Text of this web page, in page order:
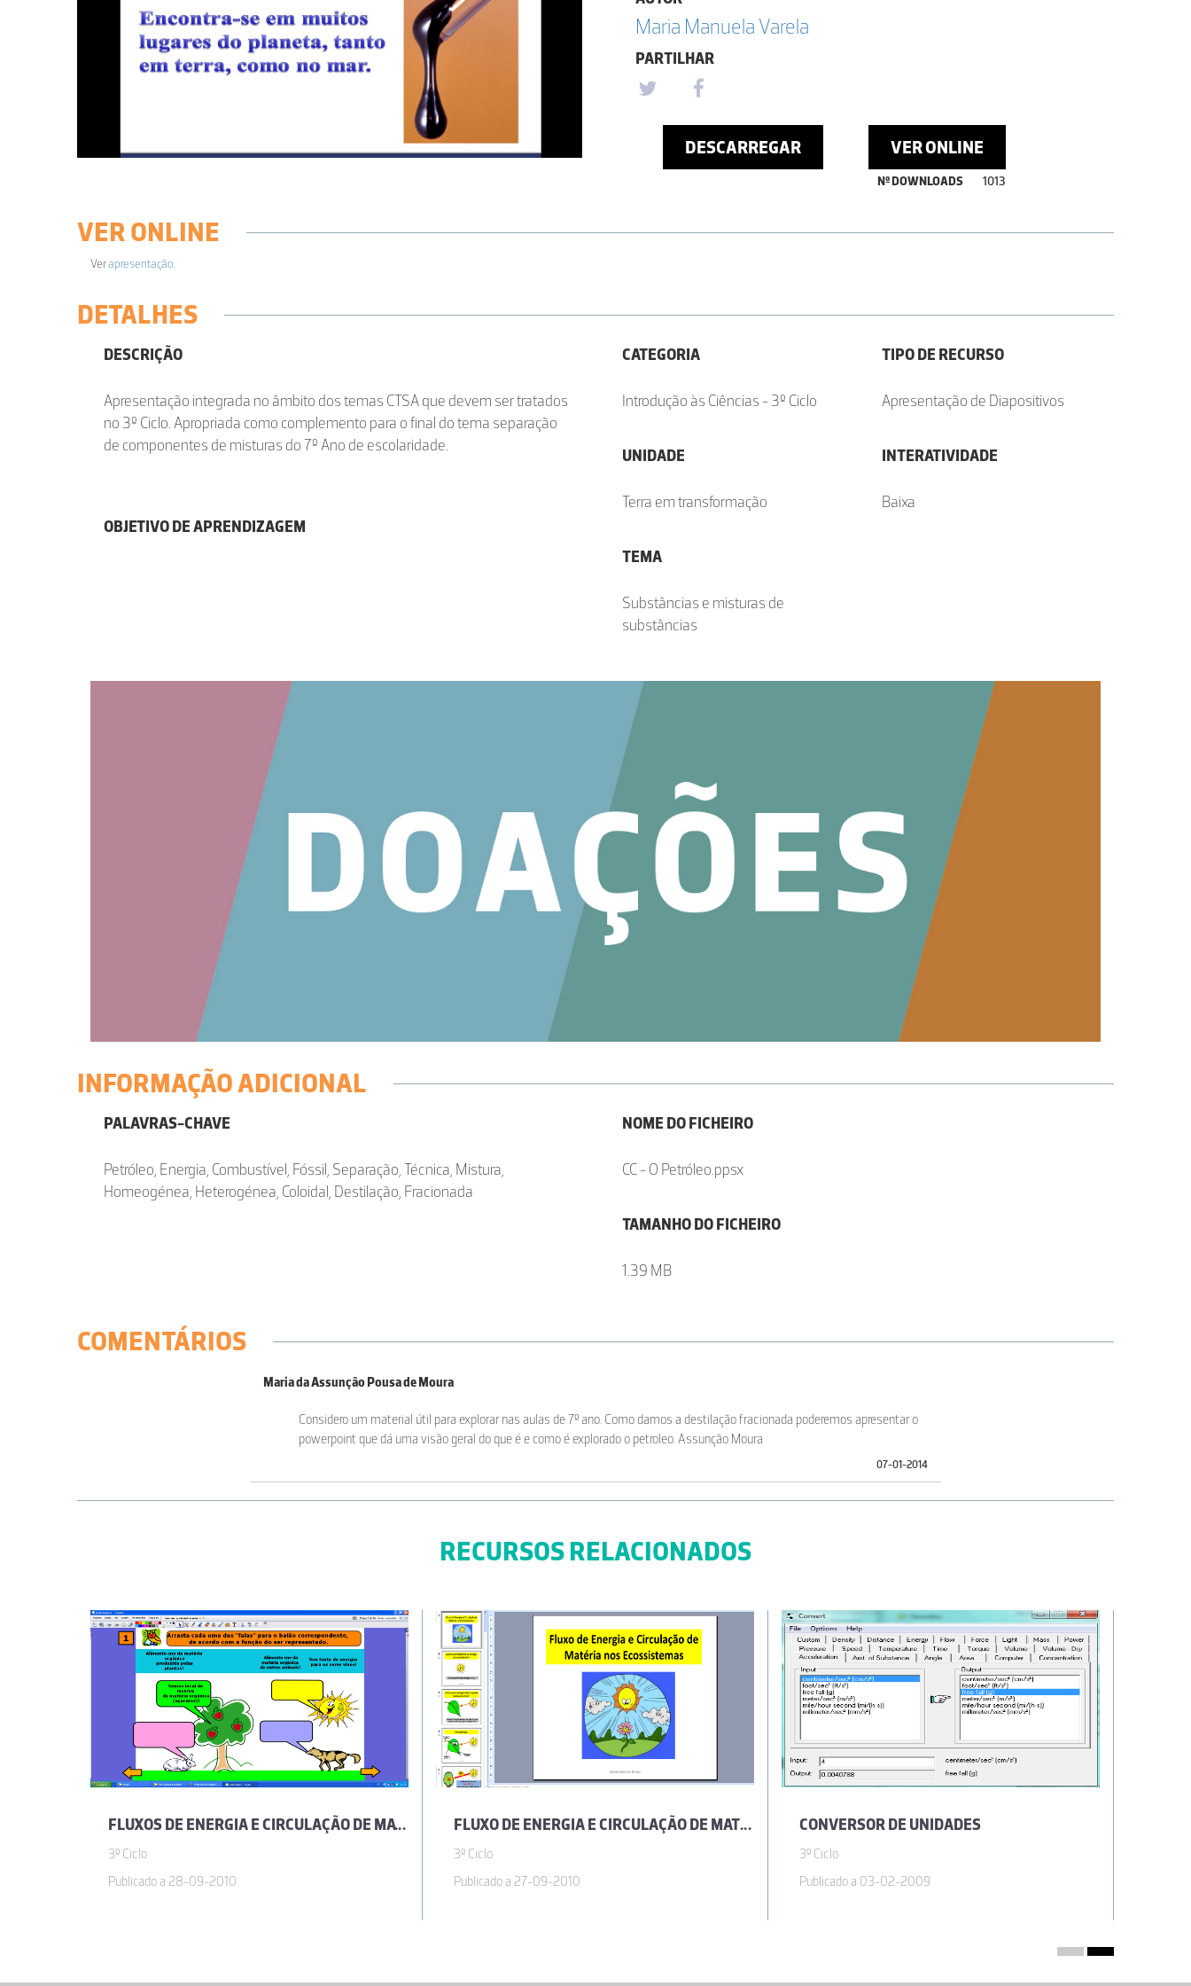
Maria Manuela Varela
PARTILHAR
DESCARREGAR VER ONLINE
Nº DOWNLOADS 1013
VER ONLINE
Verapresentação.
DETALHES
DESCRIÇÃO
Apresentação integrada no âmbito dos temas CTSA que devem ser tratados
no 3º Ciclo. Apropriada como complemento para o final do tema separação
de componentes de misturas do 7º Ano de escolaridade.
OBJETIVO DE APRENDIZAGEM
CATEGORIA
Introdução às Ciências - 3º Ciclo
UNIDADE
Terra em transformação
TEMA
Substâncias e misturas de
substâncias
TIPO DE RECURSO
Apresentação de Diapositivos
INTERATIVIDADE
Baixa
INFORMAÇÃO ADICIONAL
PALAVRAS-CHAVE
Petróleo, Energia, Combustível, Fóssil, Separação, Técnica, Mistura,
Homeogénea, Heterogénea, Coloidal, Destilação, Fracionada
NOME DO FICHEIRO
CC - O Petróleo.ppsx
TAMANHO DO FICHEIRO
1.39 MB
COMENTÁRIOS
Maria da Assunção Pousa de Moura
Considero um material útil para explorar nas aulas de 7º ano. Como damos a destilação fracionada poderemos apresentar o
powerpoint que dá uma visão geral do que é e como é explorado o petroleo. Assunção Moura
07-01-2014
RECURSOS RELACIONADOS
FLUXOS DE ENERGIA E CIRCULAÇÃO DE MATÉRIA NOS ECOSSISTEMAS
3º Ciclo
Publicado a 28-09-2010
FLUXO DE ENERGIA E CIRCULAÇÃO DE MATÉRIA NOS ECOSSISTEMAS
3º Ciclo
Publicado a 27-09-2010
CONVERSOR DE UNIDADES
3º Ciclo
Publicado a 03-02-2009